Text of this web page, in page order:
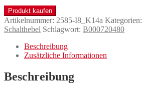
Produkt kaufen
Artikelnummer: 2585-I8_K14a Kategorien:
Schalthebel Schlagwort: B000720480
Beschreibung
Zusätzliche Informationen
Beschreibung